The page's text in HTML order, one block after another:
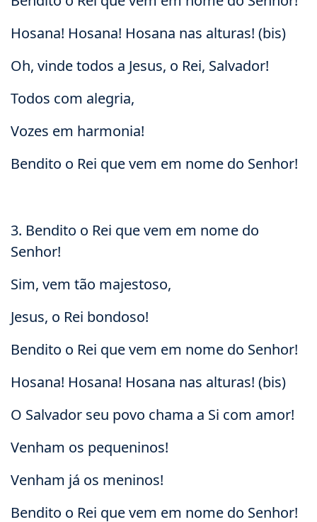
Hosana! Hosana! Hosana nas alturas! (bis)
Oh, vinde todos a Jesus, o Rei, Salvador!
Todos com alegria,
Vozes em harmonia!
Bendito o Rei que vem em nome do Senhor!
3. Bendito o Rei que vem em nome do
Senhor!
Sim, vem tão majestoso,
Jesus, o Rei bondoso!
Bendito o Rei que vem em nome do Senhor!
Hosana! Hosana! Hosana nas alturas! (bis)
O Salvador seu povo chama a Si com amor!
Venham os pequeninos!
Venham já os meninos!
Bendito o Rei que vem em nome do Senhor!